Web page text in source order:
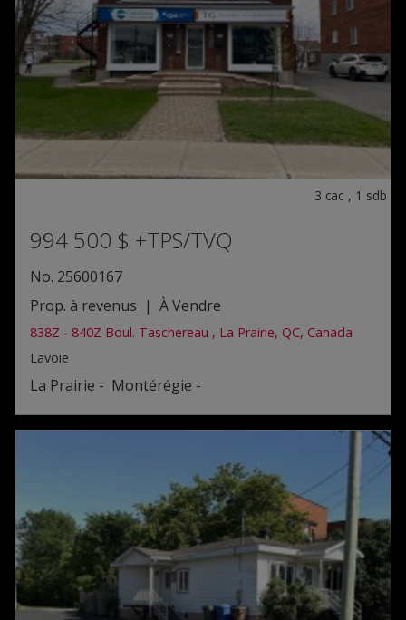
3 cac , 1 sdb
994 500 $ +TPS/TVQ
No. 25600167
Prop. à revenus | À Vendre
838Z - 840Z Boul. Taschereau , La Prairie, QC, Canada
Lavoie
La Prairie - Montérégie -